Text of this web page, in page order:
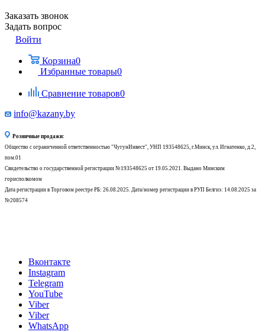
Заказать звонок
Задать вопрос
Войти
Корзина0
Избранные товары0
Сравнение товаров0
info@kazany.by
Розничные продажи:
Общество с ограниченной ответственностью "ЧугунИнвест", УНП 193548625, г.Минск, ул. Игнатенко, д.2,
пом.01
Свидетельство о государственной регистрации №193548625 от 19.05.2021. Выдано Минским
горисполкомом
Дата регистрации в Торговом реестре РБ: 26.08.2025. Дата/номер регистрации в РУП Белгиэ: 14.08.2025 за
№208574
Вконтакте
Instagram
Telegram
YouTube
Viber
Viber
WhatsApp